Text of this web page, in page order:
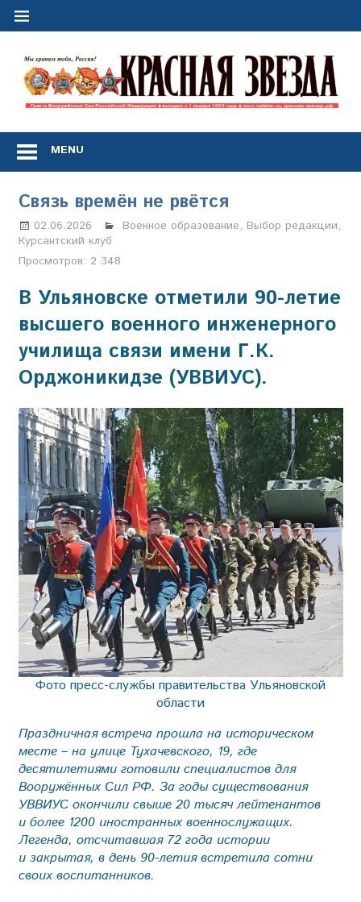
Перейти
Сил
Российской
Федерации
*
выходит
с
1
1924
года
MENU
Связь времён не рвётся
02.06.2026 Настя Свиридова
Военное образование, Выбор редакции,
Курсантский клуб
Просмотров: 2 348
В Ульяновске отметили 90-летие
высшего военного инженерного
училища связи имени Г.К.
Орджоникидзе (УВВИУС).
Фото пресс-службы правительства Ульяновской
области
Праздничная встреча прошла на историческом
месте – на улице Тухачевского, 19, где
десятилетиями готовили специалистов для
Вооружённых Сил РФ. За годы существования
УВВИУС окончили свыше 20 тысяч лейтенантов
и более 1200 иностранных военнослужащих.
Легенда, отсчитавшая 72 года истории
и закрытая, в день 90-летия встретила сотни
своих воспитанников.